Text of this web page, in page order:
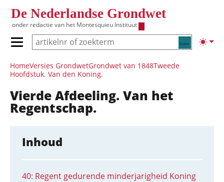
De Nederlandse Grondwet
onder redactie van het Montesquieu Instituut
Zoeken
Primair menu tonen/verbergen
Hoofdnavigatie
HomeVersies GrondwetGrondwet van 1848Tweede
Hoofdstuk. Van den Koning.
Vierde Afdeeling. Van het
Regentschap.
Inhoud
40: Regent gedurende minderjarigheid Koning